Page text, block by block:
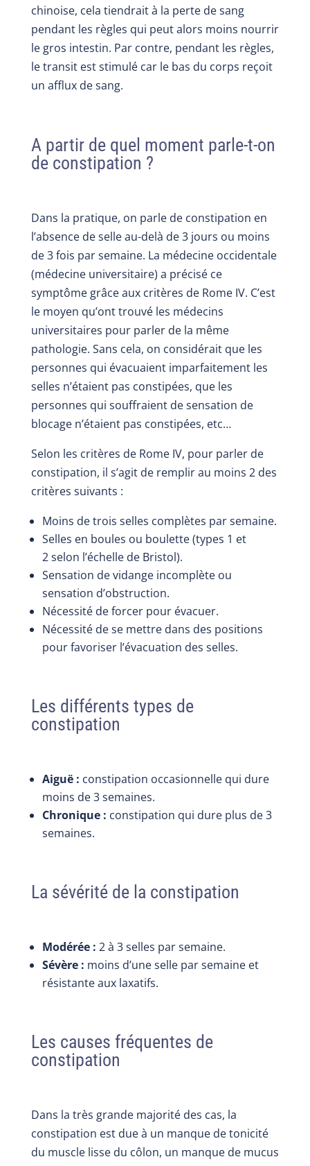
chinoise, cela tiendrait à la perte de sang
pendant les règles qui peut alors moins nourrir
le gros intestin. Par contre, pendant les règles,
le transit est stimulé car le bas du corps reçoit
un afflux de sang.
A partir de quel moment parle-t-on
de constipation ?
Dans la pratique, on parle de constipation en
l’absence de selle au-delà de 3 jours ou moins
de 3 fois par semaine. La médecine occidentale
(médecine universitaire) a précisé ce
symptôme grâce aux critères de Rome IV. C’est
le moyen qu’ont trouvé les médecins
universitaires pour parler de la même
pathologie. Sans cela, on considérait que les
personnes qui évacuaient imparfaitement les
selles n’étaient pas constipées, que les
personnes qui souffraient de sensation de
blocage n’étaient pas constipées, etc…
Selon les critères de Rome IV, pour parler de
constipation, il s’agit de remplir au moins 2 des
critères suivants :
Moins de trois selles complètes par semaine.
Selles en boules ou boulette (types 1 et
2 selon l’échelle de Bristol).
Sensation de vidange incomplète ou
sensation d’obstruction.
Nécessité de forcer pour évacuer.
Nécessité de se mettre dans des positions
pour favoriser l’évacuation des selles.
Les différents types de
constipation
Aiguë : constipation occasionnelle qui dure
moins de 3 semaines.
Chronique : constipation qui dure plus de 3
semaines.
La sévérité de la constipation
Modérée : 2 à 3selles par semaine.
Sévère : moins d’une selle par semaine et
résistante aux laxatifs.
Les causes fréquentes de
constipation
Dans la très grande majorité des cas, la
constipation est due à un manque de tonicité
du muscle lisse du côlon, un manque de mucus